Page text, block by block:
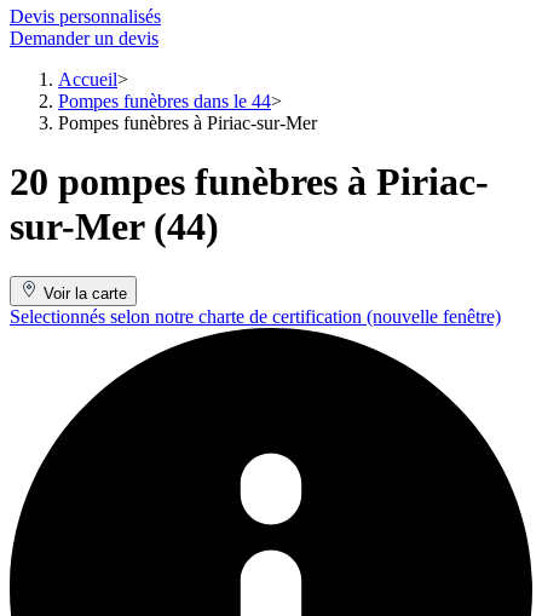
Devis personnalisés
Demander un devis
Accueil
Pompes funèbres dans le 44
Pompes funèbres à Piriac-sur-Mer
20 pompes funèbres à Piriac-
sur-Mer (44)
Voir la carte
Selectionnés selon notre charte de certification (nouvelle fenêtre)